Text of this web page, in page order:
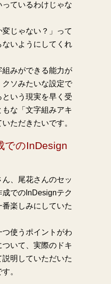
ているわけじゃな
変じゃない？」って
いようにしてくれ
みができる能力が
ソみたいな設定で
いう現実を早く受
な「文字組みアキ
ただきたいです。
でのInDesign
、尾花さんのセッ
でのInDesignテク
楽しみにしていた
使うポイントがわ
いて、実際のドキ
説明していただいた
。